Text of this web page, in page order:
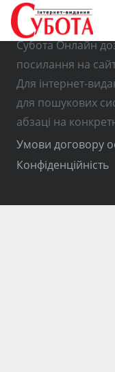
© Використання
Субота Онлайн
посилання на
Для інтернет-
для пошукових
абзаці на
Умови договору
Конфіденційність